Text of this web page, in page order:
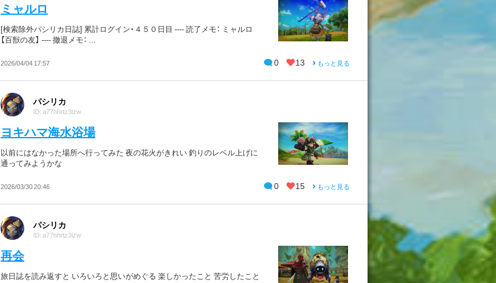
ミャルロ
[検索除外パシリカ日誌] 累計ログイン・４５０日目 ---- 読了メモ： ミャルロ
【百獣の友】 ---- 撤退メモ： ...
2026/04/04 17:57 0 13 もっと見る
パシリカ
ID: a77hhrtz3izw
ヨキハマ海水浴場
以前にはなかった場所へ行ってみた 夜の花火がきれい 釣りのレベル上げに
通ってみようかな
2026/03/30 20:46 0 15 もっと見る
パシリカ
ID: a77hhrtz3izw
再会
旅日誌を読み返すと いろいろと思いがめぐる 楽しかったこと 苦労したこと